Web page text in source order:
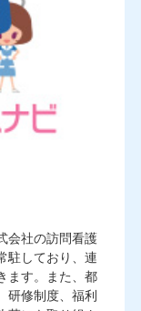
会社の訪問看護
駐しており、連
ます。また、都
研修制度、福利